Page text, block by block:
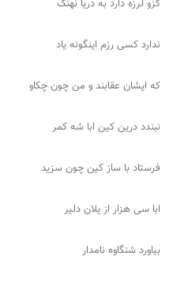
کزو لرزه دارد به دریا نهنگ
ندارد کسی رزم اینگونه یاد
که ایشان عقابند و من چون چکاو
نبندد درین کین ابا شه کمر
فرستاد با ساز کین چون سزید
ابا سی هزار از یلان دلیر
بیاورد شنگاوه نامدار